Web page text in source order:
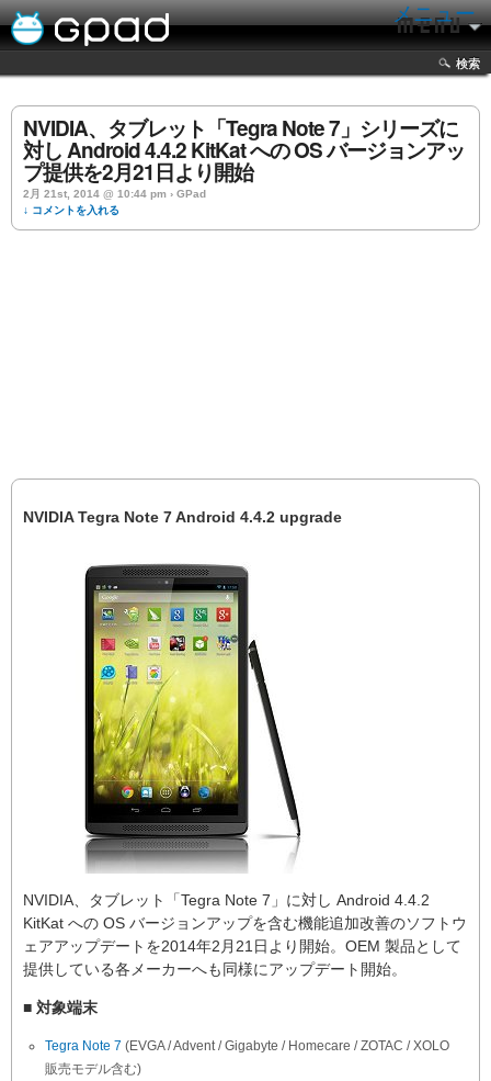
メニュー
検索
NVIDIA、タブレット「Tegra Note 7」シリーズに
対し Android 4.4.2 KitKat への OS バージョンアッ
プ提供を2月21日より開始
2月 21st, 2014 @ 10:44 pm › GPad
↓ コメントを入れる
NVIDIA Tegra Note 7 Android 4.4.2 upgrade
NVIDIA、タブレット「Tegra Note 7」に対し Android 4.4.2
KitKat への OS バージョンアップを含む機能追加改善のソフトウ
ェアアップデートを2014年2月21日より開始。OEM 製品として
提供している各メーカーへも同様にアップデート開始。
■ 対象端末
Tegra Note 7 (EVGA / Advent / Gigabyte / Homecare / ZOTAC / XOLO
販売モデル含む)